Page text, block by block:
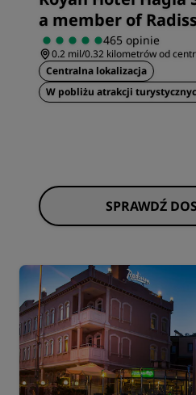
a member of
465 opinie
0.2 mil/0.32 kilometrów od
Centralna lokalizacja
W pobliżu atrakcji
SPRAWDŹ